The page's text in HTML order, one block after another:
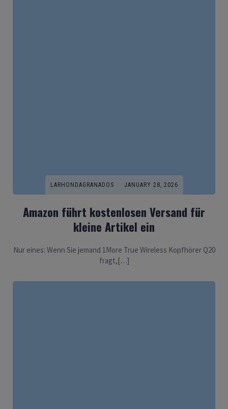
LARHONDAGRANADOS JANUARY 28, 2026
Amazon führt kostenlosen Versand für
kleine Artikel ein
Nur eines: Wenn Sie jemand 1More True Wireless Kopfhörer Q20
fragt,[…]